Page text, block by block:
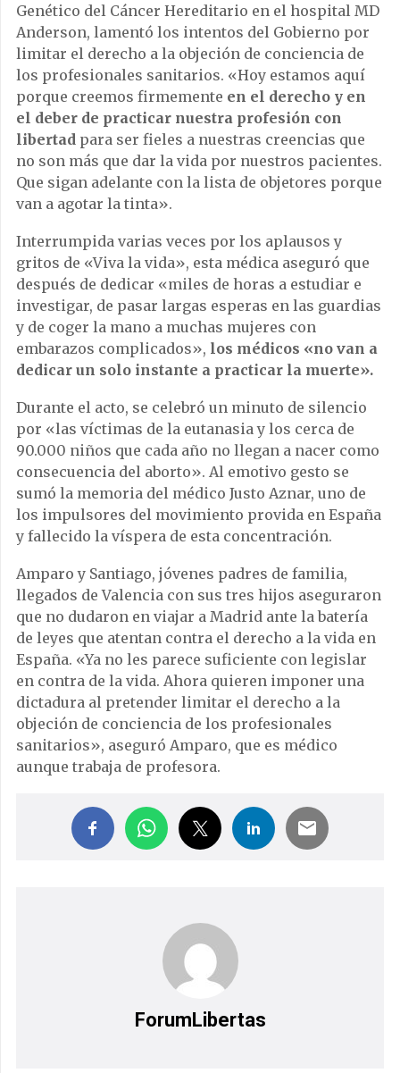
Genético del Cáncer Hereditario en el hospital MD
Anderson, lamentó los intentos del Gobierno por
limitar el derecho a la objeción de conciencia de
los profesionales sanitarios. «Hoy estamos aquí
porque creemos firmemente en el derecho y en
el deber de practicar nuestra profesión con
libertad para ser fieles a nuestras creencias que
no son más que dar la vida por nuestros pacientes.
Que sigan adelante con la lista de objetores porque
van a agotar la tinta».
Interrumpida varias veces por los aplausos y
gritos de «Viva la vida», esta médica aseguró que
después de dedicar «miles de horas a estudiar e
investigar, de pasar largas esperas en las guardias
y de coger la mano a muchas mujeres con
embarazos complicados», los médicos «no van a
dedicar un solo instante a practicar la muerte».
Durante el acto, se celebró un minuto de silencio
por «las víctimas de la eutanasia y los cerca de
90.000 niños que cada año no llegan a nacer como
consecuencia del aborto». Al emotivo gesto se
sumó la memoria del médico Justo Aznar, uno de
los impulsores del movimiento provida en España
y fallecido la víspera de esta concentración.
Amparo y Santiago, jóvenes padres de familia,
llegados de Valencia con sus tres hijos aseguraron
que no dudaron en viajar a Madrid ante la batería
de leyes que atentan contra el derecho a la vida en
España. «Ya no les parece suficiente con legislar
en contra de la vida. Ahora quieren imponer una
dictadura al pretender limitar el derecho a la
objeción de conciencia de los profesionales
sanitarios», aseguró Amparo, que es médico
aunque trabaja de profesora.
ForumLibertas